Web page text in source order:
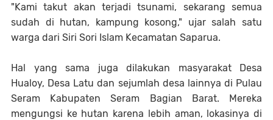
"Kami takut akan terjadi tsunami, sekarang semua
sudah di hutan, kampung kosong," ujar salah satu
warga dari Siri Sori Islam Kecamatan Saparua.
Hal yang sama juga dilakukan masyarakat Desa
Hualoy, Desa Latu dan sejumlah desa lainnya di Pulau
Seram Kabupaten Seram Bagian Barat. Mereka
mengungsi ke hutan karena lebih aman, lokasinya di